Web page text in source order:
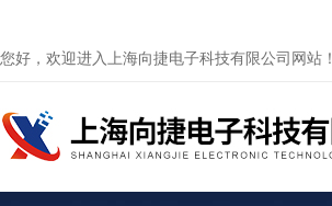
您好，欢迎进入上海向捷电子科技有限公司网站！